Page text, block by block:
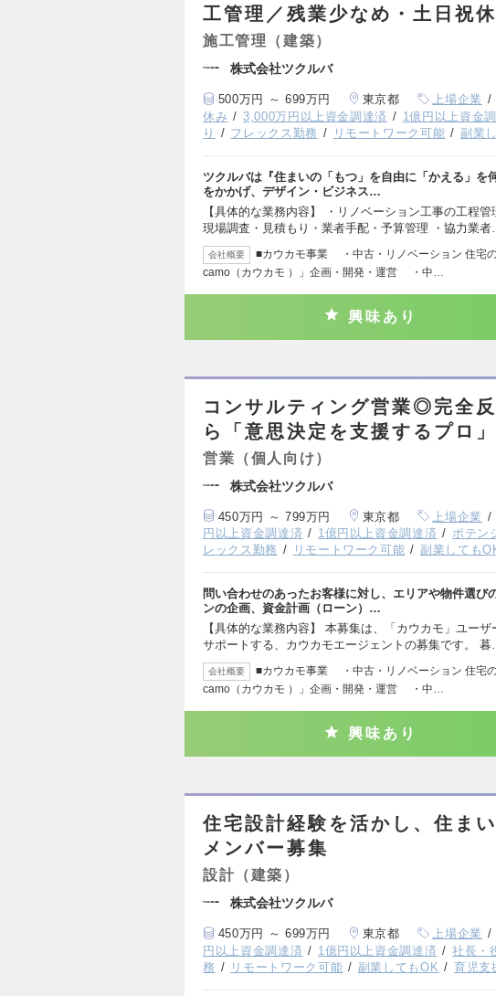
工管理／残業少なめ・土日祝休
施工管理（建築）
株式会社ツクルバ
500万円 ～ 699万円 東京都 上場企業
休み
3,000万円以上資金調達済 1億円以上資金
り
フレックス勤務 リモートワーク可能 副業
ツクルバは『住まいの「もつ」を自由に「かえる」を
をかかげ、デザイン・ビジネス…
【具体的な業務内容】 ・リノベーション工事の工程
現場調査・見積もり・業者手配・予算管理 ・協力業者…
会社概要
■カウカモ事業 ・中古・リノベーション 住宅
camo（カウカモ ）」企画・開発・運営 ・中…
興味あり
コンサルティング営業◎完全
ら「意思決定を支援するプロ
営業（個人向け）
株式会社ツクルバ
450万円 ～ 799万円 東京都 上場企業
円以上資金調達済
1億円以上資金調達済 ポテン
レックス勤務
リモートワーク可能 副業しても
問い合わせのあったお客様に対し、エリアや物件選び
ンの企画、資金計画（ローン）…
【具体的な業務内容】 本募集は、「カウカモ」ユー
サポートする、カウカモエージェントの募集です。
会社概要
■カウカモ事業 ・中古・リノベーション 住宅
camo（カウカモ ）」企画・開発・運営 ・中…
興味あり
住宅設計経験を活かし、住ま
メンバー募集
設計（建築）
株式会社ツクルバ
450万円 ～ 699万円 東京都 上場企業
円以上資金調達済
1億円以上資金調達済 社長・
務
リモートワーク可能 副業してもOK 育児支